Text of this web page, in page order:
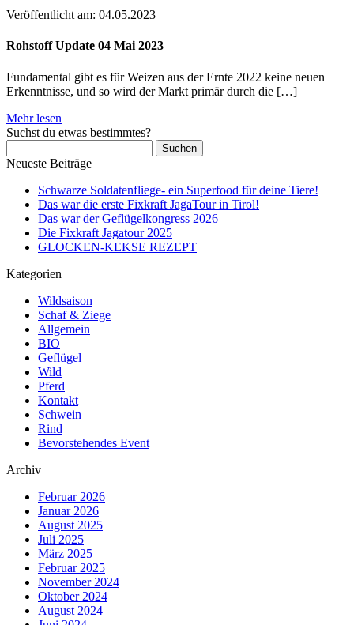
Veröffentlicht am: 04.05.2023
Rohstoff Update 04 Mai 2023
Fundamental gibt es für Weizen aus der Ernte 2022 keine neuen
Erkenntnisse, und so wird der Markt primär durch die […]
Mehr lesen
Suchst du etwas bestimmtes?
nach:
Neueste Beiträge
Schwarze Soldatenfliege- ein Superfood für deine Tiere!
Das war die erste Fixkraft JagaTour in Tirol!
Das war der Geflügelkongress 2026
Die Fixkraft Jagatour 2025
GLOCKEN-KEKSE REZEPT
Kategorien
Wildsaison
Schaf & Ziege
Allgemein
BIO
Geflügel
Wild
Pferd
Kontakt
Schwein
Rind
Bevorstehendes Event
Archiv
Februar 2026
Januar 2026
August 2025
Juli 2025
März 2025
Februar 2025
November 2024
Oktober 2024
August 2024